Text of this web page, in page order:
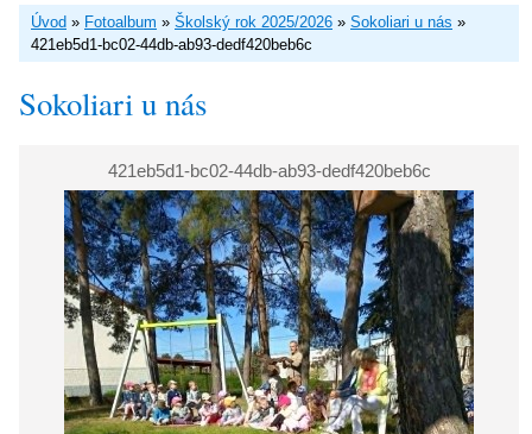
Úvod » Fotoalbum » Školský rok 2025/2026 » Sokoliari u nás »
421eb5d1-bc02-44db-ab93-dedf420beb6c
Sokoliari u nás
421eb5d1-bc02-44db-ab93-dedf420beb6c